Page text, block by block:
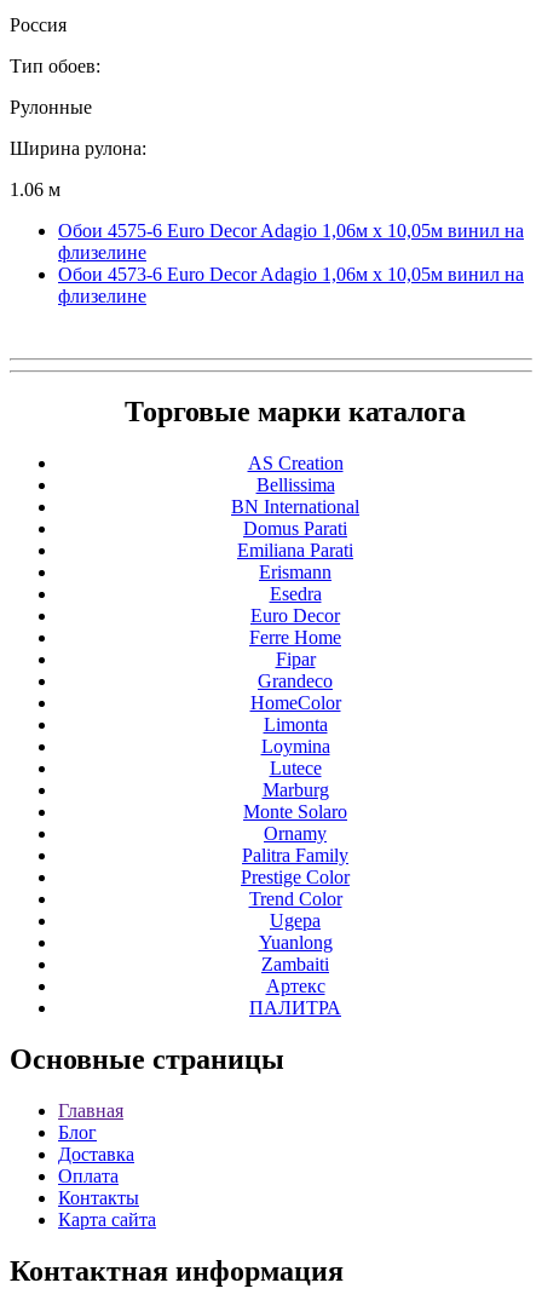
Россия
Тип обоев:
Рулонные
Ширина рулона:
1.06 м
Обои 4575-6 Euro Decor Adagio 1,06м х 10,05м винил на
флизелине
Обои 4573-6 Euro Decor Adagio 1,06м х 10,05м винил на
флизелине
Торговые марки каталога
AS Creation
Bellissima
BN International
Domus Parati
Emiliana Parati
Erismann
Esedra
Euro Decor
Ferre Home
Fipar
Grandeco
HomeColor
Limonta
Loymina
Lutece
Marburg
Monte Solaro
Ornamy
Palitra Family
Prestige Color
Trend Color
Ugepa
Yuanlong
Zambaiti
Артекс
ПАЛИТРА
Основные страницы
Главная
Блог
Доставка
Оплата
Контакты
Карта сайта
Контактная информация